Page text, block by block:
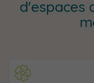
d'espaces